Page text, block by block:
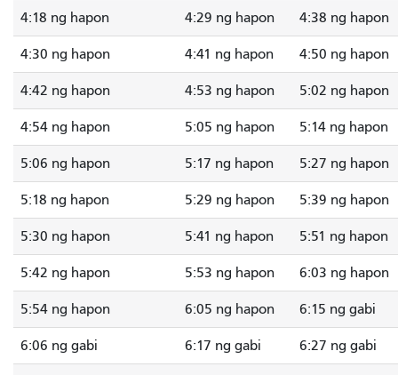
4:18 ng hapon 4:29 ng hapon 4:38 ng hapon
4:30 ng hapon 4:41 ng hapon 4:50 ng hapon
4:42 ng hapon 4:53 ng hapon 5:02 ng hapon
4:54 ng hapon 5:05 ng hapon 5:14 ng hapon
5:06 ng hapon 5:17 ng hapon 5:27 ng hapon
5:18 ng hapon 5:29 ng hapon 5:39 ng hapon
5:30 ng hapon 5:41 ng hapon 5:51 ng hapon
5:42 ng hapon 5:53 ng hapon 6:03 ng hapon
5:54 ng hapon 6:05 ng hapon 6:15 ng gabi
6:06 ng gabi 6:17 ng gabi 6:27 ng gabi